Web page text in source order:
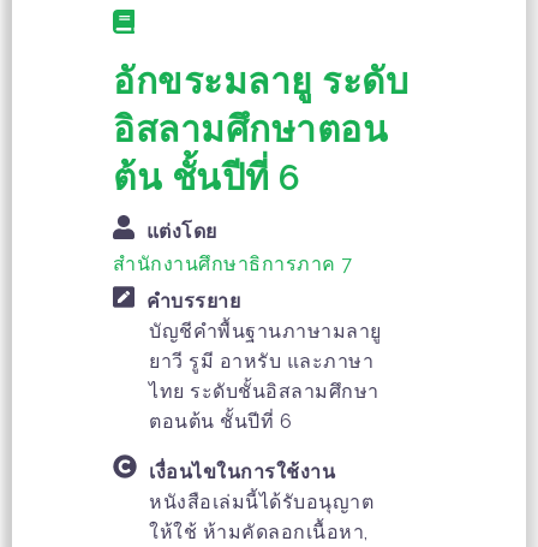
อักขระมลายู ระดับ
อิสลามศึกษาตอน
ต้น ชั้นปีที่ 6
แต่งโดย
สำนักงานศึกษาธิการภาค 7
คำบรรยาย
บัญชีคำพื้นฐานภาษามลายู
ยาวี รูมี อาหรับ และภาษา
ไทย ระดับชั้นอิสลามศึกษา
ตอนต้น ชั้นปีที่ 6
เงื่อนไขในการใช้งาน
หนังสือเล่มนี้ได้รับอนุญาต
ให้ใช้ ห้ามคัดลอกเนื้อหา,